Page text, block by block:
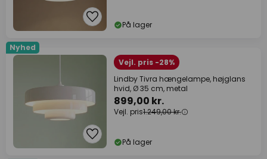
På lager
Nyhed
Vejl. pris -28%
Lindby Tivra hængelampe, højglans
hvid, Ø 35 cm, metal
899,00 kr.
Vejl. pris1.249,00 kr.
På lager